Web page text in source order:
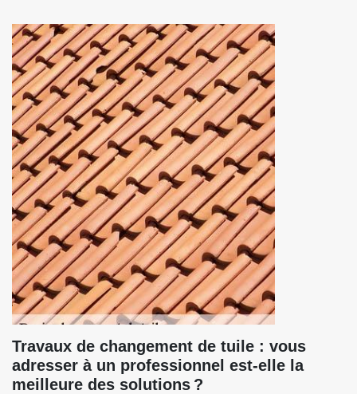
Travaux de changement de tuile : vous
adresser à un professionnel est-elle la
meilleure des solutions ?